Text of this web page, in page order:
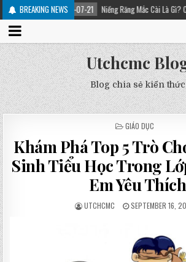
BREAKING NEWS
21 Niềng Răng Mắc Cài Là Gì? Các Loại Mắc Cài Trong
Utchcmc
Blog chia sẻ kiến thức
POSTED
GIÁO DỤC
Khám Phá Top 5 Trò
Sinh Tiểu Học Trong
Em Yêu Thích
UTCHCMC SEPTEMBER 16,